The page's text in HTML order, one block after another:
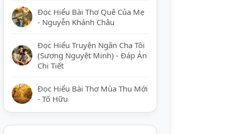
Đọc Hiểu Bài Thơ Quê Của Mẹ
- Nguyễn Khánh Châu
Đọc Hiểu Truyện Ngắn Cha Tôi
(Sương Nguyệt Minh) - Đáp Án
Chi Tiết
Đọc Hiểu Bài Thơ Mùa Thu Mới
- Tố Hữu